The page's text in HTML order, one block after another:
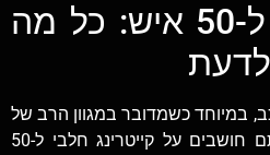
קייטרינג חלבי ל-50 איש: כל מה
במיוחד כשמדובר במגוון הרב של
אפשרויות שיש בשוק. כשאתם חושבים על קייטרינג חלבי ל-50